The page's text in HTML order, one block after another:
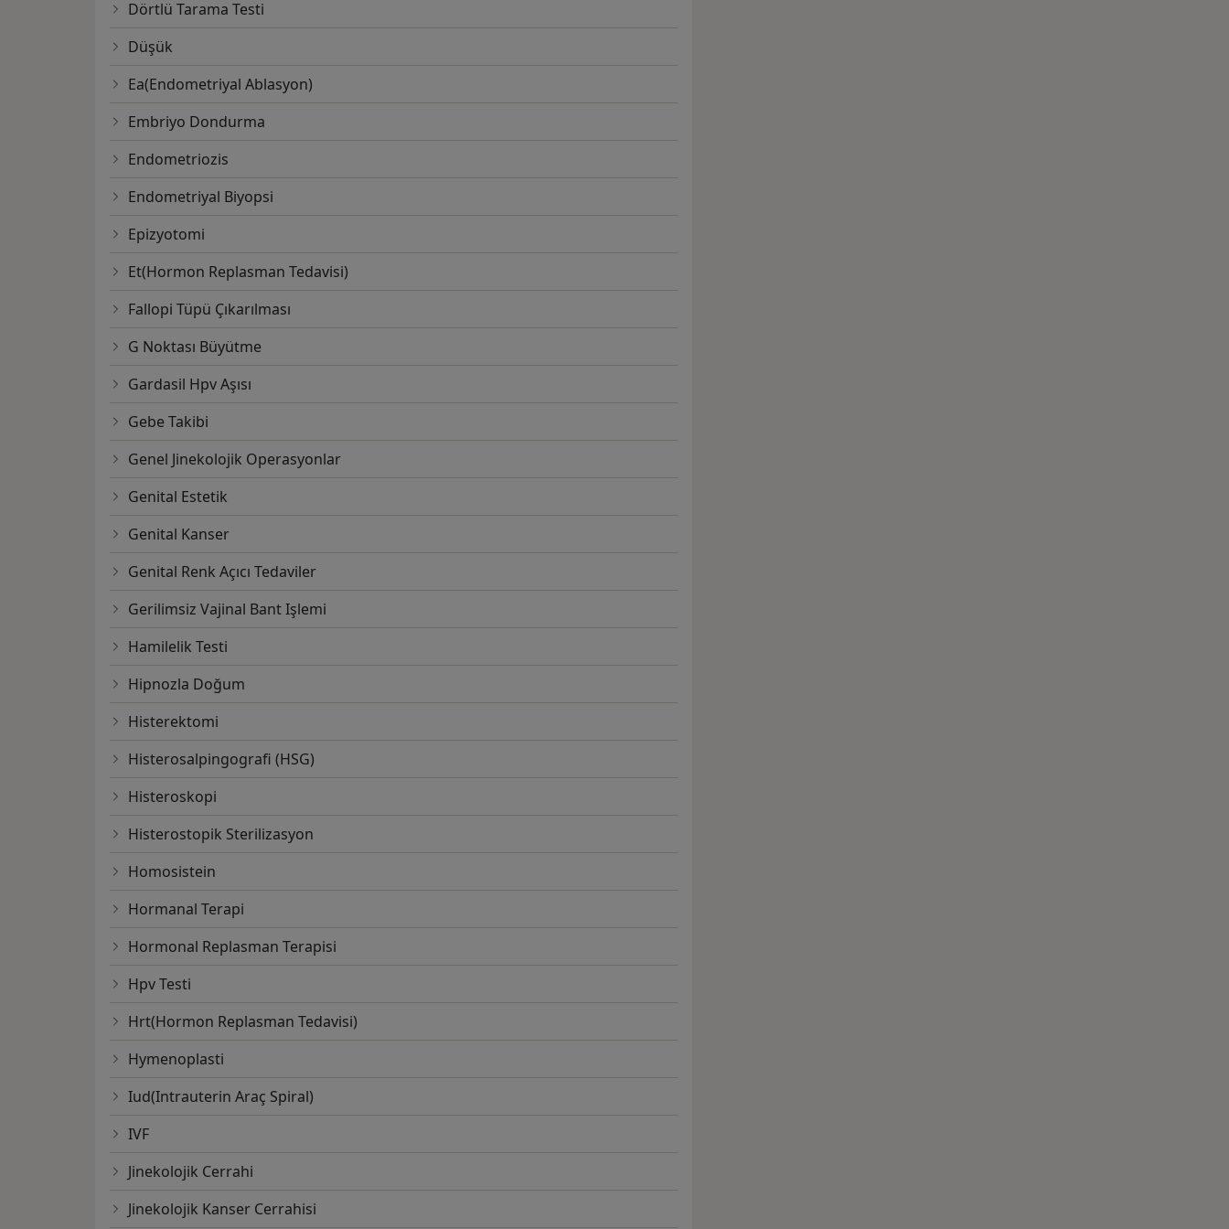
Dörtlü Tarama Testi
Düşük
Ea(Endometriyal Ablasyon)
Embriyo Dondurma
Endometriozis
Endometriyal Biyopsi
Epizyotomi
Et(Hormon Replasman Tedavisi)
Fallopi Tüpü Çıkarılması
G Noktası Büyütme
Gardasil Hpv Aşısı
Gebe Takibi
Genel Jinekolojik Operasyonlar
Genital Estetik
Genital Kanser
Genital Renk Açıcı Tedaviler
Gerilimsiz Vajinal Bant Işlemi
Hamilelik Testi
Hipnozla Doğum
Histerektomi
Histerosalpingografi (HSG)
Histeroskopi
Histerostopik Sterilizasyon
Homosistein
Hormanal Terapi
Hormonal Replasman Terapisi
Hpv Testi
Hrt(Hormon Replasman Tedavisi)
Hymenoplasti
Iud(Intrauterin Araç Spiral)
IVF
Jinekolojik Cerrahi
Jinekolojik Kanser Cerrahisi